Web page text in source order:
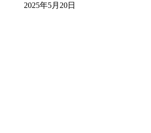
2025年5月20日